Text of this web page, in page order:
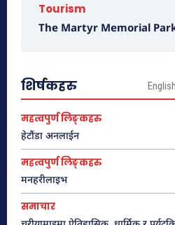
Tourism
The Martyr Memorial
शिर्षकहरु English
महत्वपुर्ण लिङ्कहरु
हेटौंडा अनलाईन
महत्वपुर्ण लिङ्कहरु
मनहरीलाइभ
समाचार